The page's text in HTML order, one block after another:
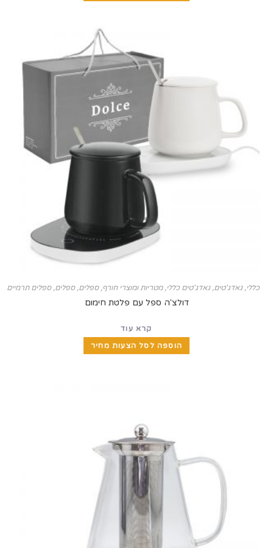
,גאדג'טים כללי ,מטריות ומוצרי חורף,ספלים, ספלים, ספלים תרמיים ובקבוקים
דולצ'ה ספל עם פלטת חימום
הוספה לסל הצעות מחיר